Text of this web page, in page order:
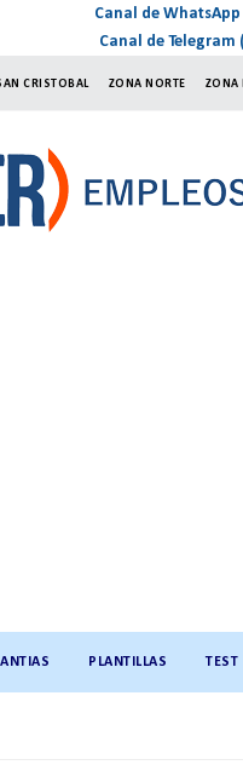
Canal de
Canal de Telegram
CRISTOBAL ZONA NORTE ZONA
PLANTILLAS TEST